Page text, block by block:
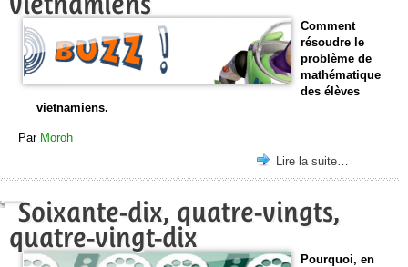
Comment
résoudre le
problème de
mathématique
des élèves
vietnamiens.
Par Moroh
Lire la suite…
Soixante-dix, quatre-vingts,
quatre-vingt-dix
Pourquoi, en